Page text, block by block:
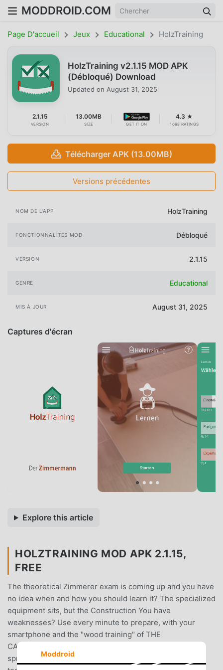
MODDROID.COM
Page D'accueil Jeux Educational HolzTraining
HolzTraining v2.1.15 MOD APK
(Débloqué) Download
Updated on August 31, 2025
2.1.15
VERSION
13.00MB
SIZE GET IT ON
4.3 ★
1698 RATINGS
Télécharger APK (13.00MB)
Versions précédentes
NOM DE L'APP HolzTraining
FONCTIONNALITÉS MOD Débloqué
VERSION 2.1.15
GENRE Educational
MIS À JOUR August 31, 2025
Captures d'écran
Explore this article
HOLZTRAINING MOD APK 2.1.15,
FREE
The theoretical Zimmerer exam is coming up and you have
no idea when and how you should learn it? The specialized
equipment sits, but the Construction You have
weaknesses? Use every minute to prepare, with your
smartphone and the "wood training" of THE
CARPENTER.The free app starts with 150 questions
spread across the three subject areas specialist
Moddroid